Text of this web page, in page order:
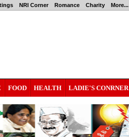
NRI Corner Romance Charity More...
FOOD HEALTH LADIE'S CONRNER